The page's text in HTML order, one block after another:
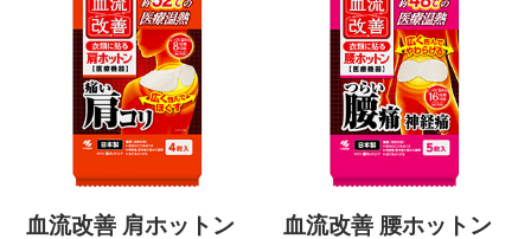
血流改善 肩ホットン 血流改善 腰ホットン